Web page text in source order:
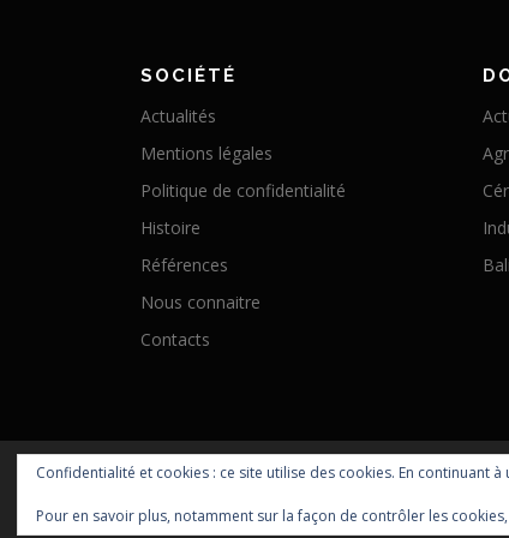
SOCIÉTÉ
Actualités
Mentions légales
Politique de confidentialité
Histoire
Références
Nous connaitre
Contacts
Confidentialité et cookies : ce site utilise des cookies. En continuant
Pour en savoir plus, notamment sur la façon de contrôler les